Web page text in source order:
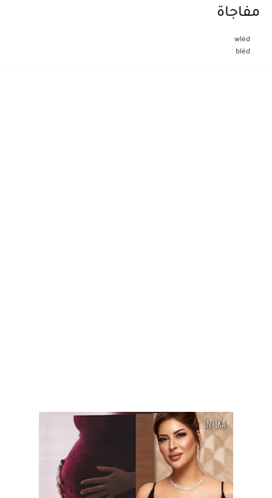
مفاجاة
wléd
bléd